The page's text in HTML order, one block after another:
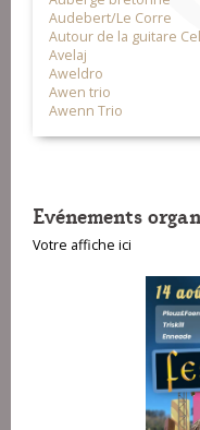
Audebert/Le Corre
Autour de la guitare
Avelaj
Aweldro
Awen trio
Awenn Trio
Evénements
Votre affiche ici